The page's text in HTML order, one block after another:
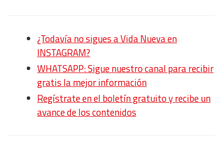
¿Todavía no sigues a Vida Nueva en
INSTAGRAM?
WHATSAPP: Sigue nuestro canal para recibir
gratis la mejor información
Regístrate en el boletín gratuito y recibe un
avance de los contenidos